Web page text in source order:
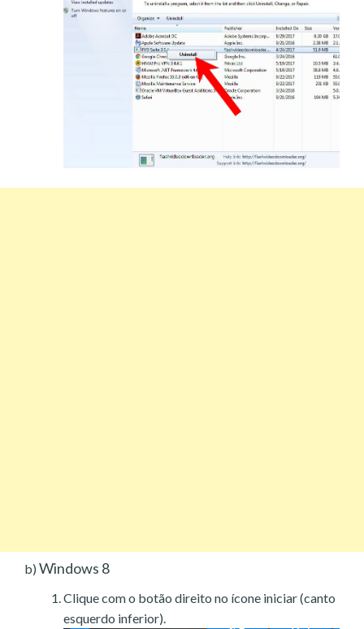
b) Windows 8
Clique com o botão direito no ícone iniciar (canto
esquerdo inferior).